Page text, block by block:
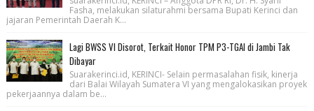
Fasha, melakukan silaturahmi bersama Bupati Kerinci dan
jajaran Pemerintah Daerah K...
Lagi BWSS VI Disorot, Terkait Honor TPM P3-TGAI di Jambi Tak
Dibayar
Suarakerinci.id, KERINCI- Selain permasalahan fisik, kinerja
dari Balai Wilayah Sumatera VI yang mengalokasikan proyek
pekerjaannya dalam be...